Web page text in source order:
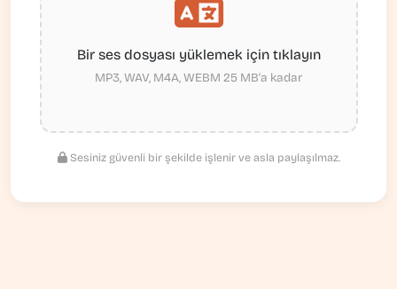
Bir ses dosyası yüklemek için tıklayın
MP3, WAV, M4A, WEBM 25 MB'a kadar
Sesiniz güvenli bir şekilde işlenir ve asla paylaşılmaz.